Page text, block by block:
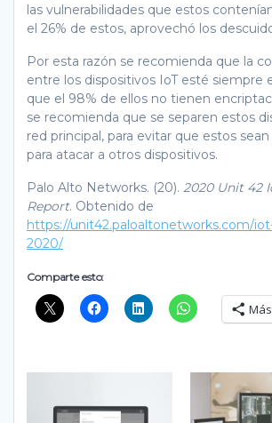
las vulnerabilidades que estos
el 26% de estos, aprovechó los
Por esta razón se recomienda que la
entre los dispositivos IoT esté siempre
que el 98% de ellos no tienen
se recomienda que se separen estos
red principal, para evitar que estos
para atacar a otros dispositivos.
Palo Alto Networks. (20). 2020 Unit 42
Report. Obtenido de
https://unit42.paloaltonetworks.com/
2020/
Comparte esto:
Más